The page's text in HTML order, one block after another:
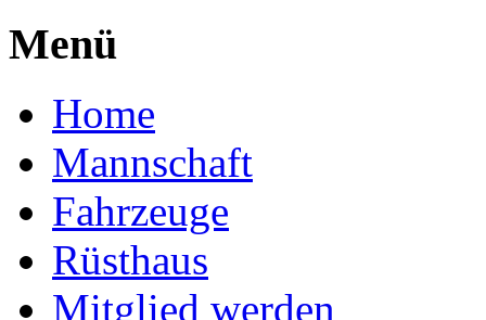
Menü
Home
Mannschaft
Fahrzeuge
Rüsthaus
Mitglied werden